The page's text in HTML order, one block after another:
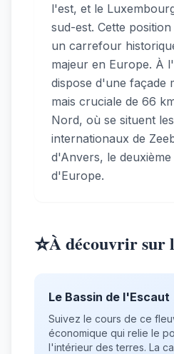
l'est, et le
sud-est. Cette
un carrefour
majeur en Europe. À
dispose d'une façade
mais cruciale de 66
Nord, où se situent
internationaux de
d'Anvers, le
d'Europe.
⭐À découvrir sur
Le Bassin de l'Escaut
Suivez le cours de ce
économique qui relie le
l'intérieur des terres. La